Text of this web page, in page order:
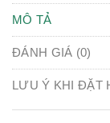
MÔ TẢ
ĐÁNH GIÁ (0)
LƯU Ý KHI ĐẶT